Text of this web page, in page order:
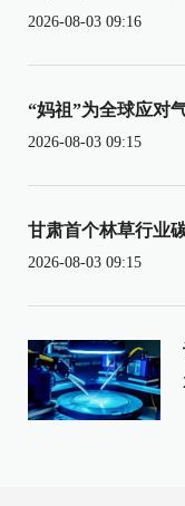
2026-08-03 09:16
“妈祖”为全球应对
2026-08-03 09:15
甘肃首个林草行业
2026-08-03 09:15